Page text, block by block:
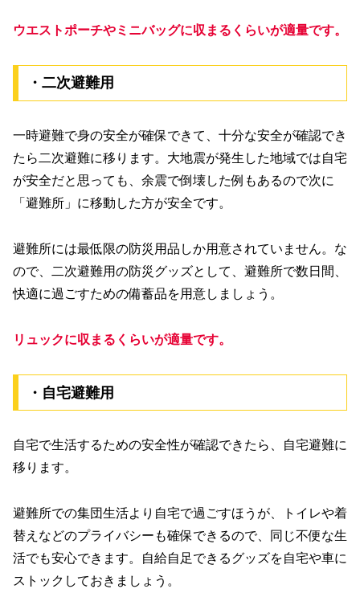
ウエストポーチやミニバッグに収まるくらいが適量です。
・二次避難用
一時避難で身の安全が確保できて、十分な安全が確認でき
たら二次避難に移ります。大地震が発生した地域では自宅
が安全だと思っても、余震で倒壊した例もあるので次に
「避難所」に移動した方が安全です。
避難所には最低限の防災用品しか用意されていません。な
ので、二次避難用の防災グッズとして、避難所で数日間、
快適に過ごすための備蓄品を用意しましょう。
リュックに収まるくらいが適量です。
・自宅避難用
自宅で生活するための安全性が確認できたら、自宅避難に
移ります。
避難所での集団生活より自宅で過ごすほうが、トイレや着
替えなどのプライバシーも確保できるので、同じ不便な生
活でも安心できます。自給自足できるグッズを自宅や車に
ストックしておきましょう。